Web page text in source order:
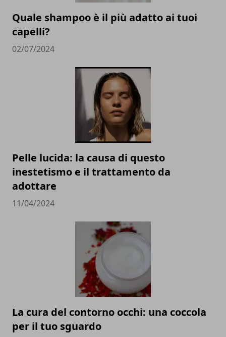
Quale shampoo è il più adatto ai tuoi
capelli?
02/07/2024
Pelle lucida: la causa di questo
inestetismo e il trattamento da
adottare
11/04/2024
La cura del contorno occhi: una coccola
per il tuo sguardo